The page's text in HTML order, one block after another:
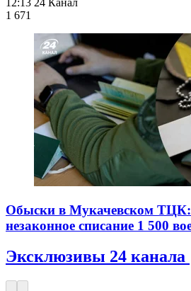
1 671
Обыски в Мукачевском
незаконное списание 1 500
Эксклюзивы 24 канала